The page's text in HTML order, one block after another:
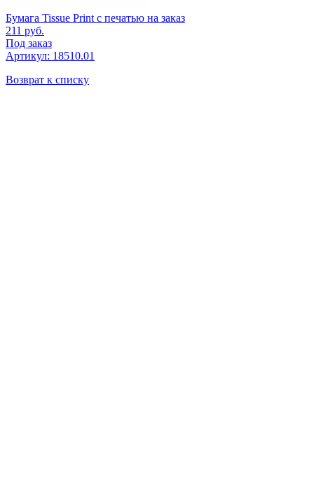
Бумага Tissue Print с печатью на заказ
211 руб.
Под заказ
Артикул: 18510.01
Возврат к списку